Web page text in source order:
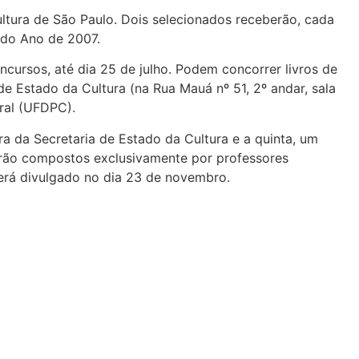
de São Paulo. Dois selecionados receberão, cada
Ano de 2007.
até dia 25 de julho. Podem concorrer livros de
da Cultura (na Rua Mauá nº 51, 2º andar, sala
(UFDPC).
da Secretaria de Estado da Cultura e a quinta, um
compostos exclusivamente por professores
divulgado no dia 23 de novembro.